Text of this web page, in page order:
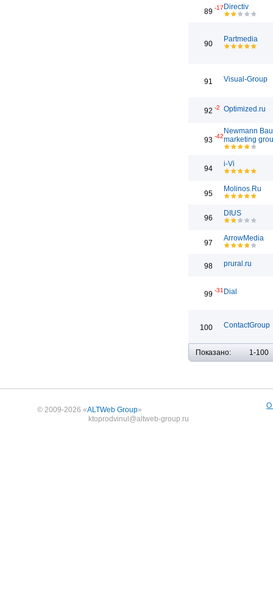
89 -17 Directiv
90
Partmedia
91 Visual-Group
92 -2 Optimized.ru
93 -42
Newmann
marketing
94
i-Vi
95
Molinos.Ru
96
DIUS
97
ArrowMedia
98 prural.ru
99 -31 Dial
100 ContactGroup
Показано: 1-100
© 2009-2026 «ALTWeb Group»
ktoprodvinul@altweb-group.ru
О